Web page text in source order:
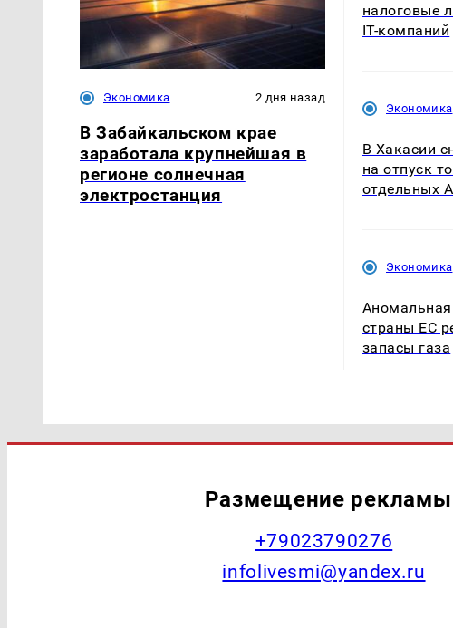
Экономика 2 дня назад
В Забайкальском крае
заработала крупнейшая в
регионе солнечная
электростанция
налоговые
IT-компаний
Экономика
В Хакасии
на отпуск
отдельных
Экономика
страны ЕС
запасы газа
Размещение рекламы
+79023790276
infolivesmi@yandex.ru